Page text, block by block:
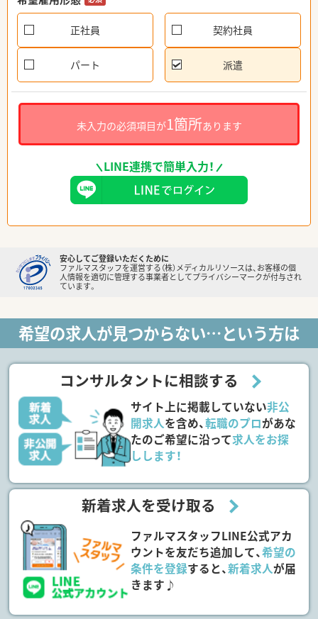
正社員 契約社員
パート 派遣
未入力の必須項目が1箇所あります
LINE連携で簡単入力！
安心してご登録いただくために
ファルマスタッフを運営する（株）メディカルリソースは、お客様の個
人情報を適切に管理する事業者としてプライバシーマークが付与され
ています。
希望の求人が見つからない…という方は
コンサルタントに相談する
サイト上に掲載していない非公
開求人を含め、転職のプロがあな
たのご希望に沿って求人をお探
しします！
新着求人を受け取る
ファルマスタッフLINE公式アカ
ウントを友だち追加して、希望の
条件を登録すると、新着求人が届
きます♪